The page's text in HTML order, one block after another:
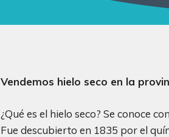
Vendemos hielo seco en la
¿Qué es el hielo seco? Se conoce
Fue descubierto en 1835 por el